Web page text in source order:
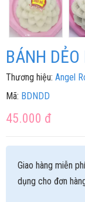
BÁNH
Thương hiệu: Angel
Mã: BDNDD
45.000 đ
Giao hàng miễn
dụng cho đơn